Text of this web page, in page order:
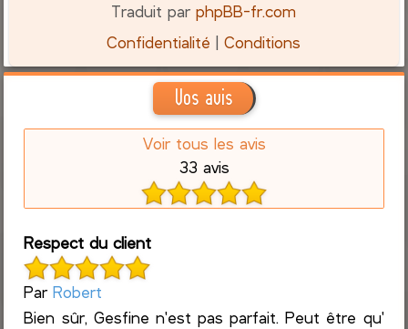
Traduit parphpBB-fr.com
Confidentialité |Conditions
Vos avis
Voir tous les avis
33 avis
Respect du client
ParRobert
Bien sûr, Gesfine n'est pas parfait. Peut être qu'